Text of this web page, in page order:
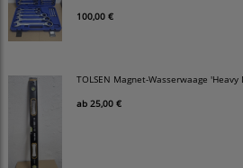
100,00 €
TOLSEN Magnet-Wasserwaage
ab 25,00 €